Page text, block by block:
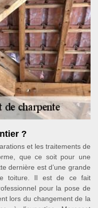
?
et les traitements de
que ce soit pour une
dernière est d’une grande
toiture. Il est de ce fait
pour la pose de
lors du changement de la